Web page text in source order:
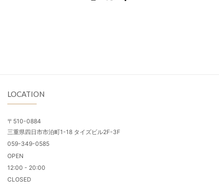
LOCATION
〒510-0884
三重県四日市市泊町1-18 タイズビル2F-3F
059-349-0585
OPEN
12:00 - 20:00
CLOSED